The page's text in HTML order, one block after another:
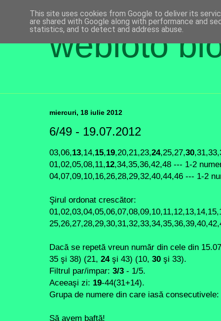
webloto
miercuri, 18 iulie 2012
6/49 - 19.07.2012
03,06,13,14,15,19,20,21,23,24,25,27,30
01,02,05,08,11,12,34,35,36,42,48 --- 1-2
04,07,09,10,16,26,28,29,32,40,44,46 --- 1-2
Şirul ordonat crescător:
Dacă se repetă vreun număr din cele din
35 şi 38) (21, 24şi 43) (10, 30 şi 33).
Filtrul par/impar: 3/3 - 1/5.
Aceeaşi zi: 19-44(31+14).
Grupa de numere din care iasă consecutivele:
Să avem baftă!
This site uses cookies from Google to deliver its
are shared with Google along with performance and
statistics, and to detect and address abuse.